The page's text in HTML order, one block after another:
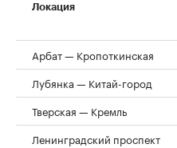
Локация
Арбат — Кропоткинская
Лубянка — Китай-город
Тверская — Кремль
Ленинградский проспект